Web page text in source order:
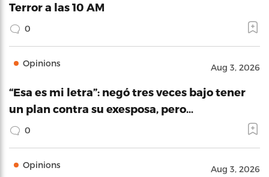
Terror a las 10 AM
0
Opinions Aug 3, 2026
“Esa es mi letra”: negó tres veces bajo tener
un plan contra su exesposa, pero…
0
Opinions Aug 3, 2026